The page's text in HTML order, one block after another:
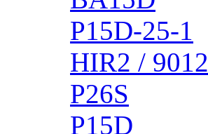
P15D-25-1
HIR2 / 9012
P26S
P15D